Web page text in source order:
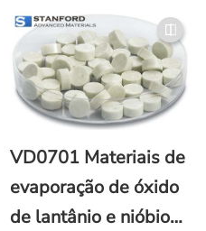
lantânio (LaMnO3)
VD0701 Materiais de
evaporação de óxido
de lantânio e nióbio